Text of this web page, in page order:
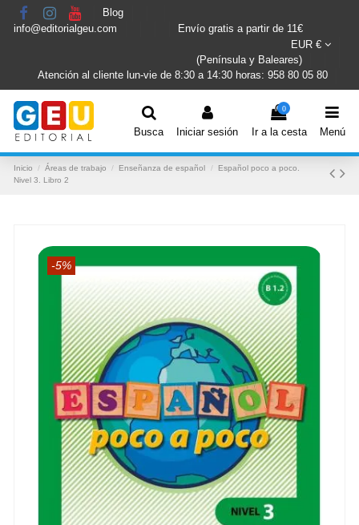
Blog
info@editorialgeu.com
Envío gratis a partir de 11€
EUR €
(Península y Baleares)
Atención al cliente lun-vie de 8:30 a 14:30 horas: 958 80 05 80
Busca Iniciar sesión
0
Ir a la cesta Menú
Inicio Áreas de trabajo Enseñanza de español
Español poco a poco.
Nivel 3. Libro 2
-5%